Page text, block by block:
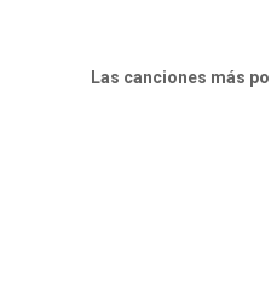
Las canciones más